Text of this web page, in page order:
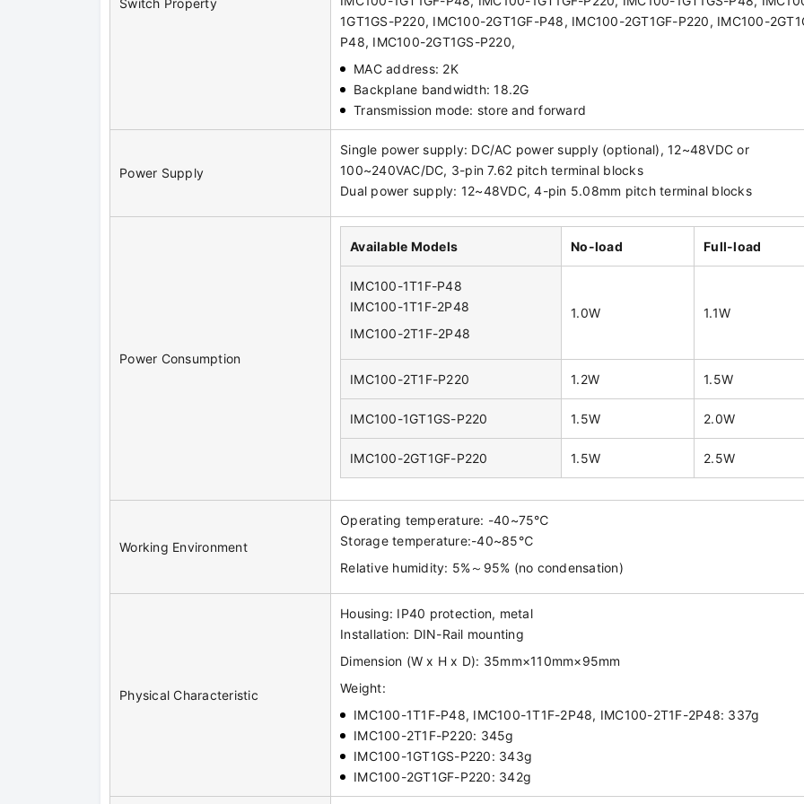
Switch Property
1GT1GS-P220, IMC100-2GT1GF-P48, IMC100-2GT1GF-P220, IMC100-
P48, IMC100-2GT1GS-P220,
MAC address: 2K
Backplane bandwidth: 18.2G
Transmission mode: store and forward
Power Supply
Single power supply: DC/AC power supply (optional), 12~48VDC or
100~240VAC/DC, 3-pin 7.62 pitch terminal blocks
Dual power supply: 12~48VDC, 4-pin 5.08mm pitch terminal blocks
Power Consumption
Available Models No-load Full-load
IMC100-1T1F-P48
IMC100-1T1F-2P48
IMC100-2T1F-2P48
1.0W 1.1W
IMC100-2T1F-P220 1.2W 1.5W
IMC100-1GT1GS-P220 1.5W 2.0W
IMC100-2GT1GF-P220 1.5W 2.5W
Working Environment
Operating temperature: -40~75℃
Storage temperature:-40~85℃
Relative humidity: 5%～95% (no condensation)
Physical Characteristic
Housing: IP40 protection, metal
Installation: DIN-Rail mounting
Dimension (W x H x D): 35mm×110mm×95mm
Weight:
IMC100-1T1F-P48, IMC100-1T1F-2P48, IMC100-2T1F-2P48: 337g
IMC100-2T1F-P220: 345g
IMC100-1GT1GS-P220: 343g
IMC100-2GT1GF-P220: 342g